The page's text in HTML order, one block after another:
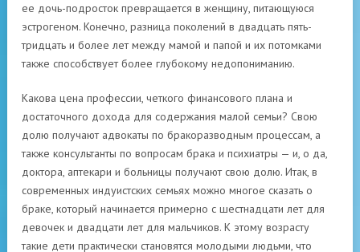
ее дочь-подросток превращается в женщину, питающуюся
эстрогеном. Конечно, разница поколений в двадцать пять-
тридцать и более лет между мамой и папой и их потомками
также способствует более глубокому недопониманию.
Какова цена профессии, четкого финансового плана и
достаточного дохода для содержания малой семьи? Свою
долю получают адвокаты по бракоразводным процессам, а
также консультанты по вопросам брака и психиатры — и, о да,
доктора, аптекари и больницы получают свою долю. Итак, в
современных индуистских семьях можно многое сказать о
браке, который начинается примерно с шестнадцати лет для
девочек и двадцати лет для мальчиков. К этому возрасту
такие дети практически становятся молодыми людьми, что